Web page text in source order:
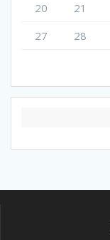
20
21
27
28